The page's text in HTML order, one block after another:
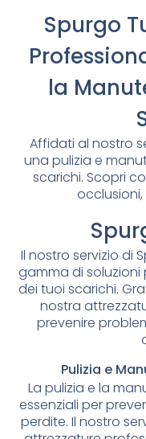
Spurgo
la
Affidati al nostro
una pulizia e
scarichi. Scopri
Il nostro servizio di
gamma di soluzioni
dei tuoi scarichi.
nostra
prevenire
Pulizia e
La pulizia e la
essenziali per
perdite. Il nostro